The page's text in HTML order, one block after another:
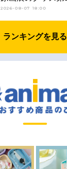
2026-08-07 18:00
ランキングを見る